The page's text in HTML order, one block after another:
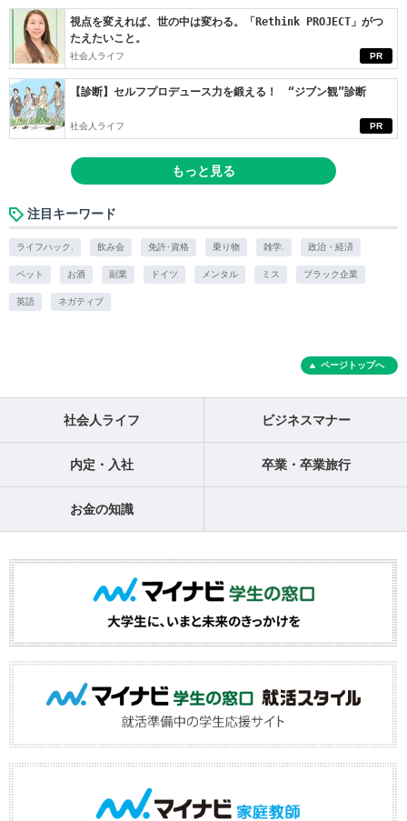
PR
視点を変えれば、世の中は変わる。「Rethink PROJECT」がつ
たえたいこと。
社会人ライフ
PR
【診断】セルフプロデュース力を鍛える！ “ジブン観”診断
社会人ライフ
もっと見る
注目キーワード
ライフハック. 飲み会 免許･資格 乗り物 雑学. 政治・経済
ペット お酒 副業 ドイツ メンタル ミス ブラック企業
英語 ネガティブ
ページトップへ
社会人ライフ ビジネスマナー
内定・入社 卒業・卒業旅行
お金の知識